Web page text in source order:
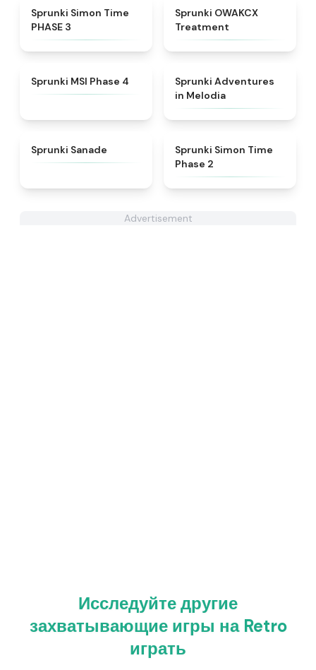
Sprunki Simon Time
PHASE 3
Sprunki OWAKCX
Treatment
★4.6
Sprunki MSI Phase 4
Sprunki Adventures
in Melodia
Sprunki Sanade
Sprunki Simon Time
Phase 2
Advertisement
Исследуйте другие
захватывающие игры на Retro
играть